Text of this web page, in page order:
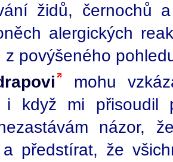
židů, černochů
alergických
z povýšeného
mohu
i když mi přisoudil
názor,
předstírat, že